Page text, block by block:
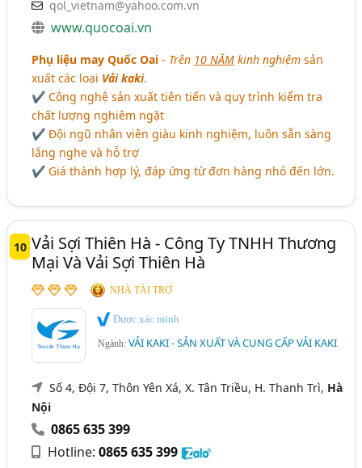
qol_vietnam@yahoo.com.vn
www.quocoai.vn
Phụ liệu may Quốc Oai - Trên 10 NĂM kinh nghiệm sản
xuất các loại Vải kaki.
✔ Công nghệ sản xuất tiên tiến và quy trình kiểm tra
chất lượng nghiêm ngặt
✔ Đội ngũ nhân viên giàu kinh nghiệm, luôn sẵn sàng
lắng nghe và hỗ trợ
✔ Giá thành hợp lý, đáp ứng từ đơn hàng nhỏ đến lớn.
10 Vải Sợi Thiên Hà - Công Ty TNHH Thương
Mại Và Vải Sợi Thiên Hà
NHÀ TÀI TRỢ
Được xác minh
Ngành:VẢI KAKI - SẢN XUẤT VÀ CUNG CẤP VẢI KAKI
Số 4, Đội 7, Thôn Yên Xá, X. Tân Triều, H. Thanh Trì, Hà
Nội
0865 635 399
Hotline:0865 635 399